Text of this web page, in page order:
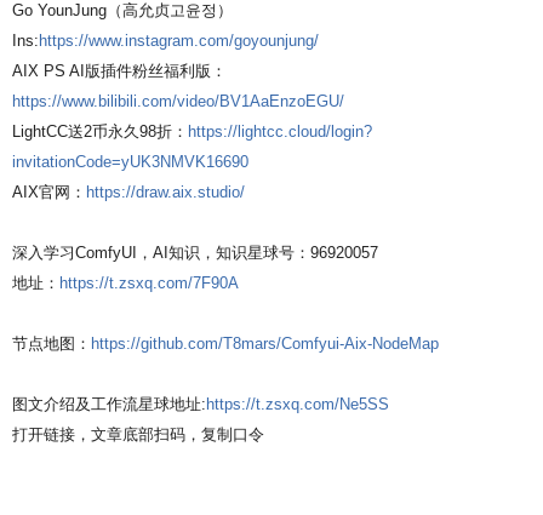
Go YounJung（高允贞고윤정）
Ins: https://www.instagram.com/goyounjung/
AIX PS AI版插件粉丝福利版：
https://www.bilibili.com/video/BV1AaEnzoEGU/
LightCC送2币永久98折： https://lightcc.cloud/login?
invitationCode=yUK3NMVK16690
AIX官网： https://draw.aix.studio/
深入学习ComfyUI，AI知识，知识星球号：96920057
地址： https://t.zsxq.com/7F90A
节点地图： https://github.com/T8mars/Comfyui-Aix-NodeMap
图文介绍及工作流星球地址: https://t.zsxq.com/Ne5SS
打开链接，文章底部扫码，复制口令